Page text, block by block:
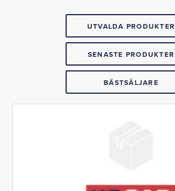
UTVALDA PRODUKTER
SENASTE PRODUKTER
BÄSTSÄLJARE